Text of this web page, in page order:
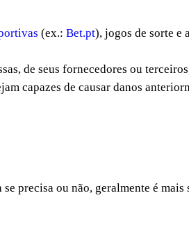
(ex.: Bet.pt), jogos de sorte e
de seus fornecedores ou
capazes de causar danos
precisa ou não, geralmente é mais